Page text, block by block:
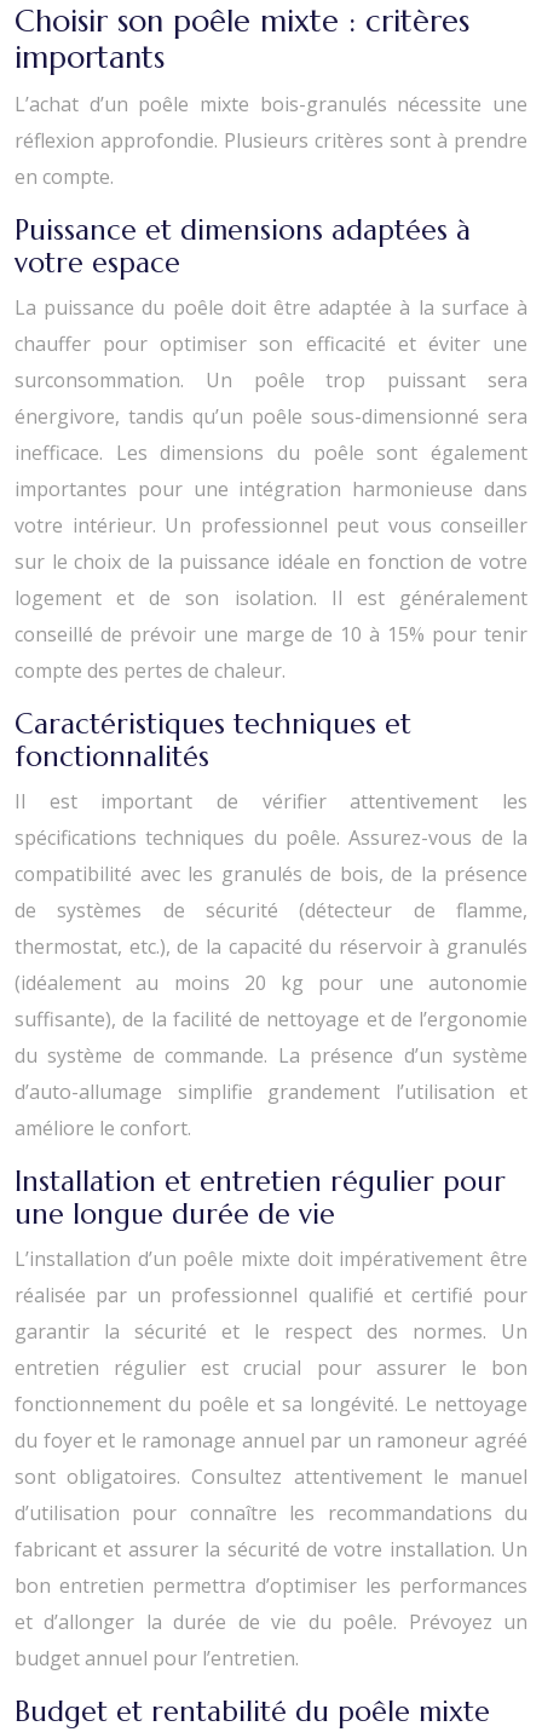
Choisir son poêle mixte : critères
importants
L’achat d’un poêle mixte bois-granulés nécessite une
réflexion approfondie. Plusieurs critères sont à prendre
en compte.
Puissance et dimensions adaptées à
votre espace
La puissance du poêle doit être adaptée à la surface à
chauffer pour optimiser son efficacité et éviter une
surconsommation. Un poêle trop puissant sera
énergivore, tandis qu’un poêle sous-dimensionné sera
inefficace. Les dimensions du poêle sont également
importantes pour une intégration harmonieuse dans
votre intérieur. Un professionnel peut vous conseiller
sur le choix de la puissance idéale en fonction de votre
logement et de son isolation. Il est généralement
conseillé de prévoir une marge de 10 à 15% pour tenir
compte des pertes de chaleur.
Caractéristiques techniques et
fonctionnalités
Il est important de vérifier attentivement les
spécifications techniques du poêle. Assurez-vous de la
compatibilité avec les granulés de bois, de la présence
de systèmes de sécurité (détecteur de flamme,
thermostat, etc.), de la capacité du réservoir à granulés
(idéalement au moins 20 kg pour une autonomie
suffisante), de la facilité de nettoyage et de l’ergonomie
du système de commande. La présence d’un système
d’auto-allumage simplifie grandement l’utilisation et
améliore le confort.
Installation et entretien régulier pour
une longue durée de vie
L’installation d’un poêle mixte doit impérativement être
réalisée par un professionnel qualifié et certifié pour
garantir la sécurité et le respect des normes. Un
entretien régulier est crucial pour assurer le bon
fonctionnement du poêle et sa longévité. Le nettoyage
du foyer et le ramonage annuel par un ramoneur agréé
sont obligatoires. Consultez attentivement le manuel
d’utilisation pour connaître les recommandations du
fabricant et assurer la sécurité de votre installation. Un
bon entretien permettra d’optimiser les performances
et d’allonger la durée de vie du poêle. Prévoyez un
budget annuel pour l’entretien.
Budget et rentabilité du poêle mixte